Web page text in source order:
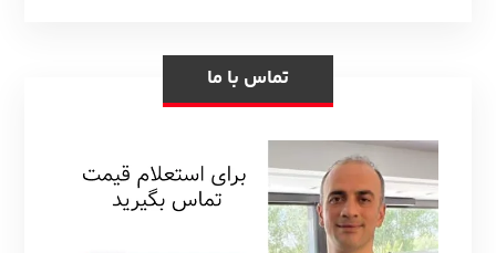
تماس با ما